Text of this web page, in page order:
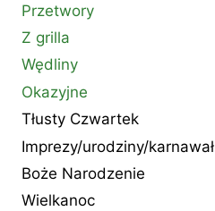
Przetwory
Z grilla
Wędliny
Okazyjne
Tłusty Czwartek
Imprezy/urodziny/karnawał
Boże Narodzenie
Wielkanoc